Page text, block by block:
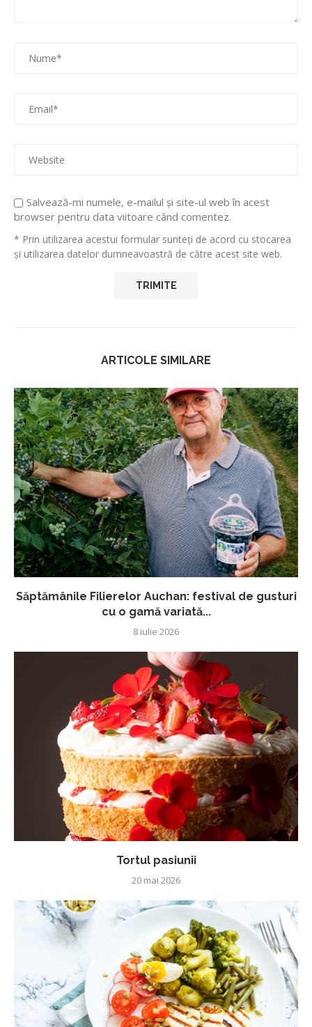
Salvează-mi numele, e-mailul și site-ul web în acest
browser pentru data viitoare când comentez.
* Prin utilizarea acestui formular sunteți de acord cu stocarea
și utilizarea datelor dumneavoastră de către acest site web.
ARTICOLE SIMILARE
Săptămânile Filierelor Auchan: festival de gusturi
cu o gamă variată...
8 iulie 2026
Tortul pasiunii
20 mai 2026